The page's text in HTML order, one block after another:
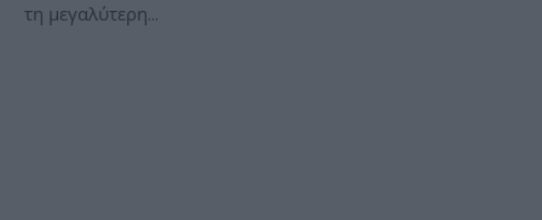
τη μεγαλύτερη…